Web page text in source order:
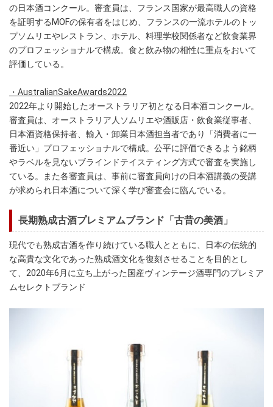
の日本酒コンクール。審査員は、フランス国家が最高職人の資格
を証明するMOFの保有者をはじめ、フランスの一流ホテルのトッ
プソムリエやレストラン、ホテル、料理学校関係者など飲食業界
のプロフェッショナルで構成。食と飲み物の相性に重点をおいて
評価している。
・AustralianSakeAwards2022
2022年より開始したオーストラリア初となる日本酒コンクール。
審査員は、オーストラリア人ソムリエや酒販店・飲食業従事者、
日本酒資格保持者、輸入・卸業日本酒担当者であり「消費者に一
番近い」プロフェッショナルで構成。公平に評価できるよう銘柄
やラベルを見ないブラインドテイスティング方式で審査を実施し
ている。また各審査員は、事前に審査員向けの日本酒講義の受講
が求められ日本酒について深く学び審査会に臨んでいる。
長期熟成古酒プレミアムブランド「古昔の美酒」
現代でも熟成古酒を作り続けている職人とともに、日本の伝統的
な高貴な文化であった熟成酒文化を復刻させることを目的とし
て、2020年6月に立ち上がった国産ヴィンテージ酒専門のプレミア
ムセレクトブランド